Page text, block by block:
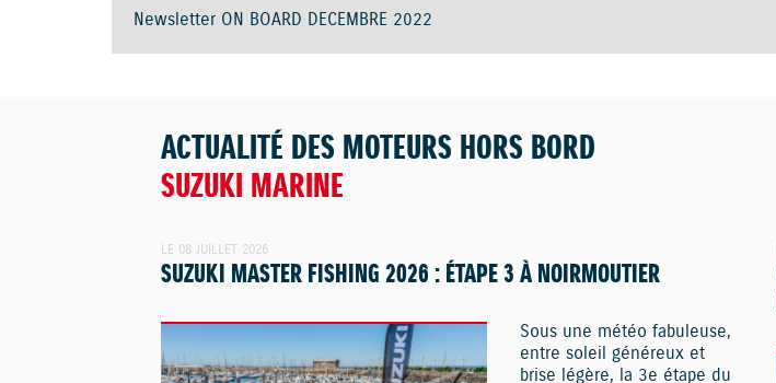
Newsletter ON BOARD DECEMBRE 2022
ACTUALITÉ DES MOTEURS HORS BORD
SUZUKI MARINE
LE 08 JUILLET 2026
SUZUKI MASTER FISHING 2026 : ÉTAPE 3 À NOIRMOUTIER
Sous une météo fabuleuse,
entre soleil généreux et
brise légère, la 3e étape du